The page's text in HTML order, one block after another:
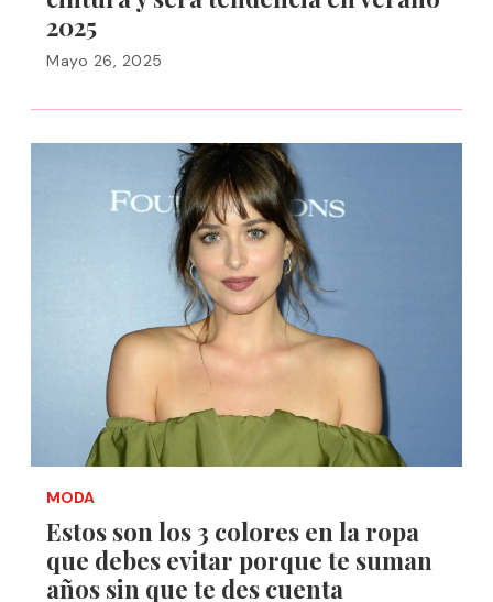
2025
Mayo 26, 2025
MODA
Estos son los 3 colores en la ropa
que debes evitar porque te suman
años sin que te des cuenta